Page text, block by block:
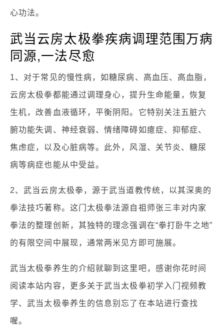
心功法。
武当云房太极拳疾病调理范围万病
同源,一法尽愈
1、对于常见的慢性病，如糖尿病、高血压、高血脂，
云房太极拳都能通过调理身心，提升生命能量，恢复
生机，改善血液循环，平衡阴阳。它特别关注五脏六
腑功能失调、神经衰弱、情绪障碍如癔症、抑郁症、
焦虑症，以及心脏病等。此外，风湿、关节炎、糖尿
病等病症也能从中受益。
2、武当云房太极拳，源于武当道教传统，以其深奥的
拳法技巧著称。这门太极拳法源自祖师张三丰对内家
拳法的整理创新，其独特的理念强调在“拳打卧牛之地”
的有限空间中展现，通常两米见方即可施展。
武当太极拳养生的介绍就聊到这里吧，感谢你花时间
阅读本站内容，更多关于武当太极拳初学入门视频教
学、武当太极拳养生的信息别忘了在本站进行查找
喔。